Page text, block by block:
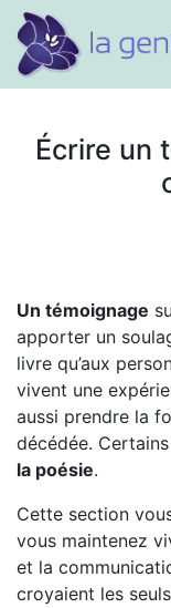
Écrire un
Un témoignage
apporter un
livre qu’aux
vivent une
aussi prendre la
décédée.
la poésie.
Cette section
vous maintenez
et la
croyaient les